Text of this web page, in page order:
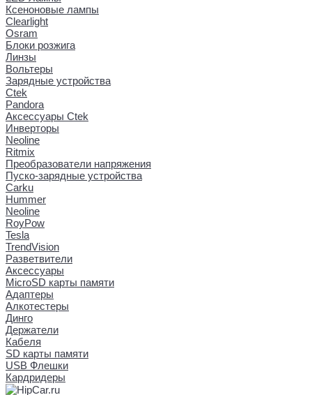
Ксеноновые лампы
Clearlight
Osram
Блоки розжига
Линзы
Вольтеры
Зарядные устройства
Ctek
Pandora
Аксессуары Ctek
Инверторы
Neoline
Ritmix
Преобразователи напряжения
Пуско-зарядные устройства
Carku
Hummer
Neoline
RoyPow
Tesla
TrendVision
Разветвители
Аксессуары
MicroSD карты памяти
Адаптеры
Алкотестеры
Динго
Держатели
Кабеля
SD карты памяти
USB Флешки
Кардридеры